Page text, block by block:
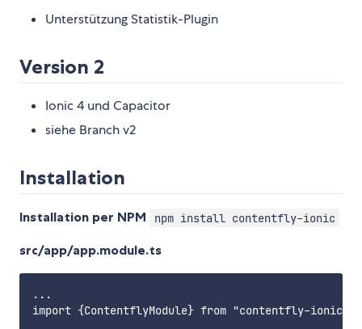
Unterstützung Statistik-Plugin
Version 2
Ionic 4 und Capacitor
siehe Branch v2
Installation
Installation per NPM npm install contentfly-ionic
src/app/app.module.ts
...
import {ContentflyModule} from "contentfly-ionic";